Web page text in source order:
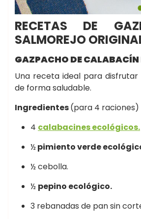
RECETAS DE
SALMOREJO
GAZPACHO DE CALABACÍN
Una receta ideal para
de forma saludable.
Ingredientes(para 4 raciones)
4 calabacines ecológicos.
½pimiento verde
½ cebolla.
½ pepino ecológico.
3 rebanadas de pan sin